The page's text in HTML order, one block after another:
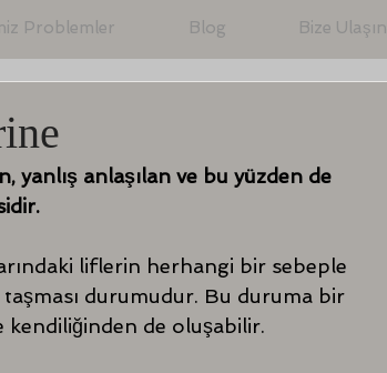
Problemler Blog Bize Ulaşın
yanlış anlaşılan ve bu yüzden de
liflerin herhangi bir sebeple
taşması durumudur. Bu duruma bir
kendiliğinden de oluşabilir.